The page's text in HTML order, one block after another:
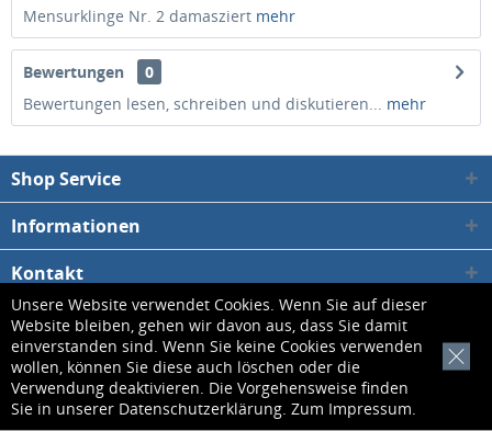
Unsere Website verwendet Cookies. Wenn Sie auf dieser
Website bleiben, gehen wir davon aus, dass Sie damit
einverstanden sind. Wenn Sie keine Cookies verwenden
wollen, können Sie diese auch löschen oder die
Verwendung deaktivieren. Die Vorgehensweise finden
Sie in unserer Datenschutzerklärung. Zum Impressum.
[x]
Mensurklinge Nr. 2 damasziert mehr
Bewertungen
0
Bewertungen lesen, schreiben und diskutieren... mehr
Shop Service
Informationen
Kontakt
* Alle Preise inkl. gesetzl. Mehrwertsteuer zzgl.Versandkosten, wenn nicht
anders beschrieben
Kontakt Datenschutzerklärung AGB Impressum